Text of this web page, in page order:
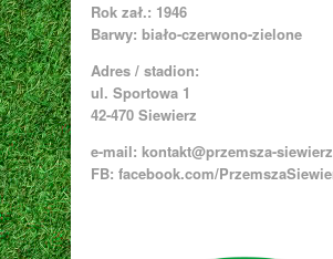
Rok zał.: 1946
Barwy: biało-czerwono-zielone
Adres / stadion:
ul. Sportowa 1
42-470 Siewierz
e-mail: kontakt@przemsza-
FB: facebook.com/